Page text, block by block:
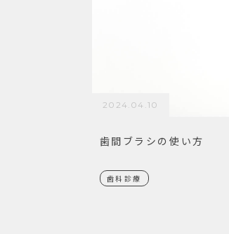
2024.04.10
歯間ブラシの使い方
歯科診療